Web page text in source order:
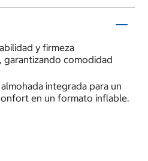
y firmeza
garantizando comodidad
integrada para un
en un formato inflable.